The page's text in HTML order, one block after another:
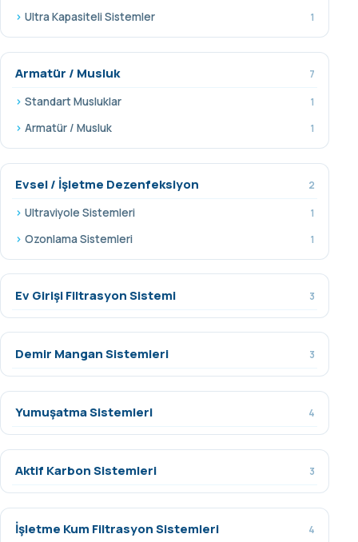
Ultra Kapasiteli Sistemler 1
Armatür / Musluk 7
Standart Musluklar 1
Armatür / Musluk 1
Evsel / İşletme Dezenfeksiyon 2
Ultraviyole Sistemleri 1
Ozonlama Sistemleri 1
Ev Girişi Filtrasyon Sistemi 3
Demir Mangan Sistemleri 3
Yumuşatma Sistemleri 4
Aktif Karbon Sistemleri 3
İşletme Kum Filtrasyon Sistemleri 4